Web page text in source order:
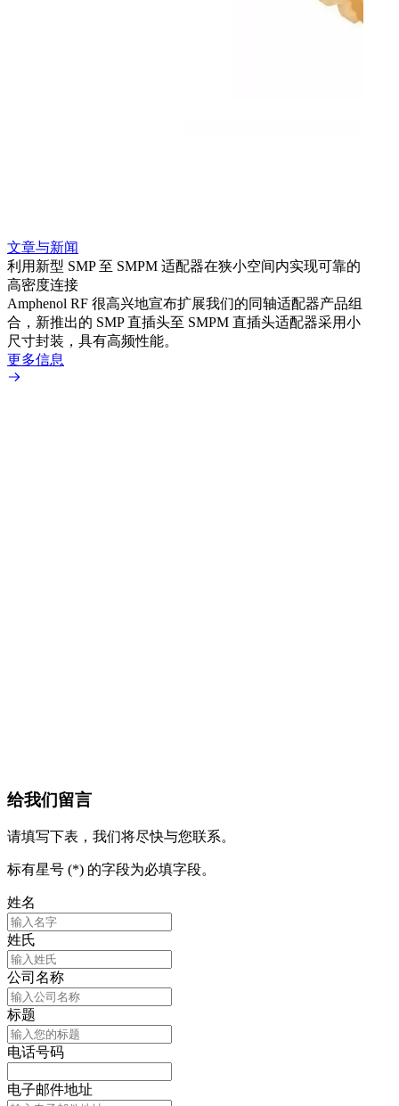
文章与新闻
利用新型 SMP 至 SMPM 适配器在狭小空间内实现可靠的
高密度连接
Amphenol RF 很高兴地宣布扩展我们的同轴适配器产品组
合，新推出的 SMP 直插头至 SMPM 直插头适配器采用小
尺寸封装，具有高频性能。
更多信息
给我们留言
请填写下表，我们将尽快与您联系。
标有星号 (*) 的字段为必填字段。
姓名
姓氏
公司名称
标题
电话号码
电子邮件地址